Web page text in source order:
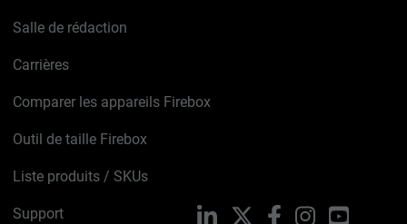
Salle de rédaction
Carrières
Comparer les appareils Firebox
Outil de taille Firebox
Liste produits / SKUs
Support LinkedIn FacebookInstagramYouTube